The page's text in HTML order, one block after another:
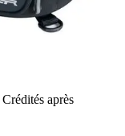
Crédités après